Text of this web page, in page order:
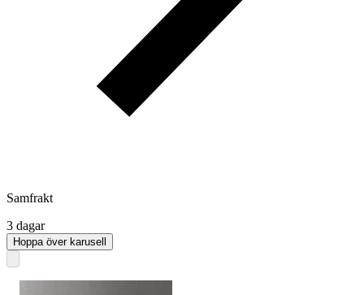
Samfrakt
3 dagar
Hoppa över karusell